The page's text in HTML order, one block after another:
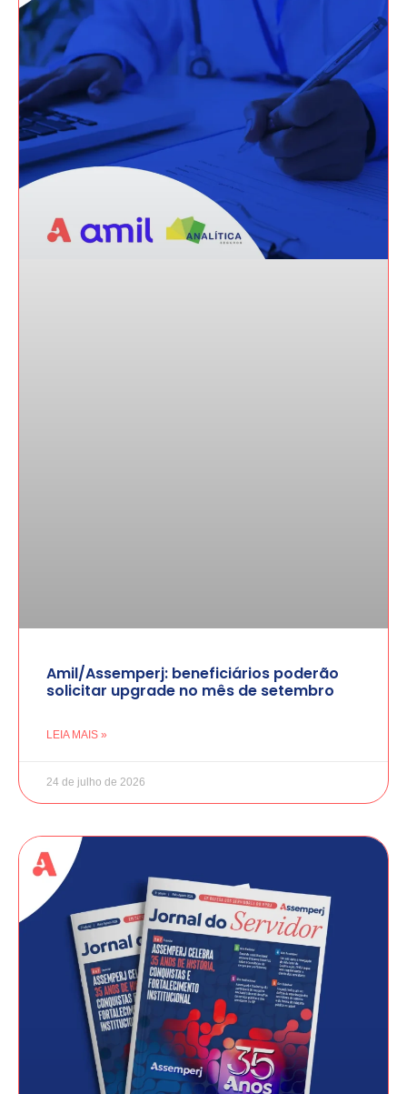
Amil/Assemperj: beneficiários poderão
solicitar upgrade no mês de setembro
LEIA MAIS »
24 de julho de 2026